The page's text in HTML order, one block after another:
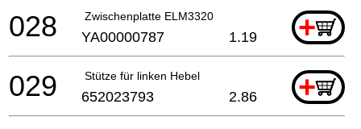
Zwischenplatte ELM3320 +
028 YA00000787 1.19
Stütze für linken Hebel +
029 652023793 2.86